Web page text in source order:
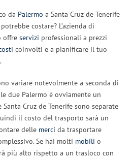
da Palermo a Santa Cruz de Tenerife
costare? L’azienda di
offre servizi professionali a prezzi
coinvolti e a pianificare il tuo
variare notevolmente a seconda di
due Palermo è ovviamente un
Cruz de Tenerife sono separate
il costo del trasporto sarà un
delle merci da trasportare
Se hai molti mobili o
più alto rispetto a un trasloco con